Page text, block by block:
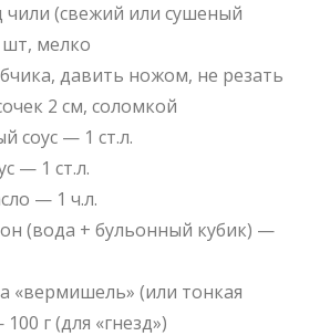
(свежий или сушеный
мелко
давить ножом, не резать
2 см, соломкой
соус — 1 ст.л.
— 1 ст.л.
— 1 ч.л.
(вода + бульонный кубик) —
«вермишель» (или тонкая
г (для «гнезд»)